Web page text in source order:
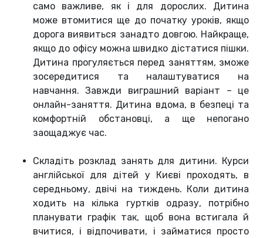
само важливе, як і для дорослих. Дитина
може втомитися ще до початку уроків, якщо
дорога виявиться занадто довгою. Найкраще,
якщо до офісу можна швидко дістатися пішки.
Дитина прогуляється перед заняттям, зможе
зосередитися та налаштуватися на
навчання. Завжди виграшний варіант – це
онлайн-заняття. Дитина вдома, в безпеці та
комфортній обстановці, а ще непогано
заощаджує час.
Складіть розклад занять для дитини. Курси
англійської для дітей у Києві проходять, в
середньому, двічі на тиждень. Коли дитина
ходить на кілька гуртків одразу, потрібно
планувати графік так, щоб вона встигала й
вчитися, і відпочивати, і займатися просто